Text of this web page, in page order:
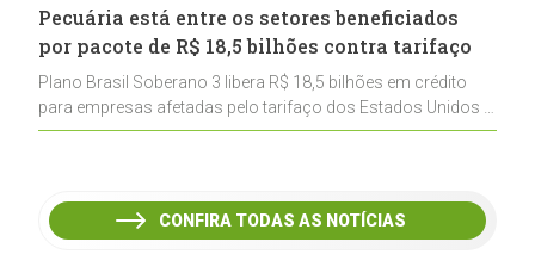
Pecuária está entre os setores beneficiados
por pacote de R$ 18,5 bilhões contra tarifaço
Plano Brasil Soberano 3 libera R$ 18,5 bilhões em crédito
para empresas afetadas pelo tarifaço dos Estados Unidos e
inclui a pecuária entre os setores estratégicos
CONFIRA TODAS AS NOTÍCIAS